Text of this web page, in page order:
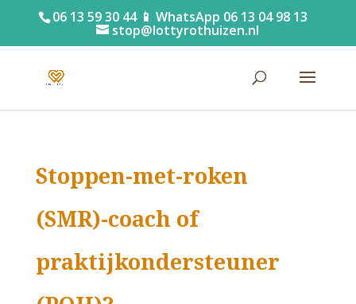
06 13 59 30 44 📱 WhatsApp 06 13 04 98 13
stop@lottyrothuizen.nl
Stoppen-met-roken
(SMR)-coach of
praktijkondersteuner